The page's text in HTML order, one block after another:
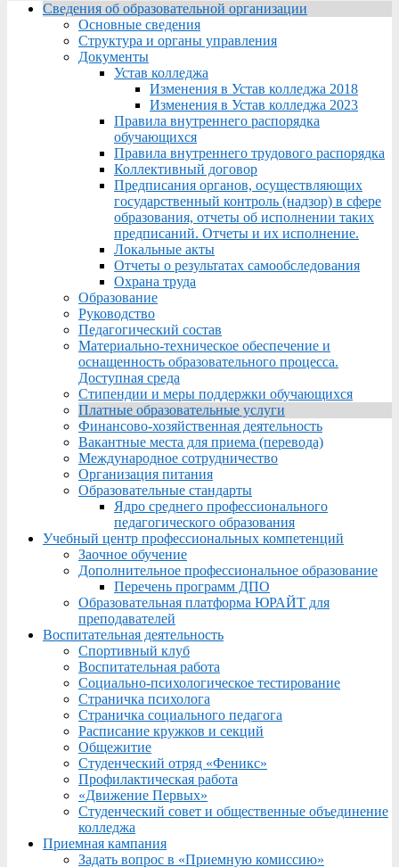
Menu
Сведения об образовательной организации
Основные сведения
Структура и органы управления
Документы
Устав колледжа
Изменения в Устав колледжа 2018
Изменения в Устав колледжа 2023
Правила внутреннего распорядка
обучающихся
Правила внутреннего трудового распорядка
Коллективный договор
Предписания органов, осуществляющих
государственный контроль (надзор) в сфере
образования, отчеты об исполнении таких
предписаний. Отчеты и их исполнение.
Локальные акты
Отчеты о результатах самообследования
Охрана труда
Образование
Руководство
Педагогический состав
Материально-техническое обеспечение и
оснащенность образовательного процесса.
Доступная среда
Стипендии и меры поддержки обучающихся
Платные образовательные услуги
Финансово-хозяйственная деятельность
Вакантные места для приема (перевода)
Международное сотрудничество
Организация питания
Образовательные стандарты
Ядро среднего профессионального
педагогического образования
Учебный центр профессиональных компетенций
Заочное обучение
Дополнительное профессиональное образование
Перечень программ ДПО
Образовательная платформа ЮРАЙТ для
преподавателей
Воспитательная деятельность
Спортивный клуб
Воспитательная работа
Социально-психологическое тестирование
Страничка психолога
Страничка социального педагога
Расписание кружков и секций
Общежитие
Студенческий отряд «Феникс»
Профилактическая работа
«Движение Первых»
Студенческий совет и общественные объединение
колледжа
Приемная кампания
Задать вопрос в «Приемную комиссию»